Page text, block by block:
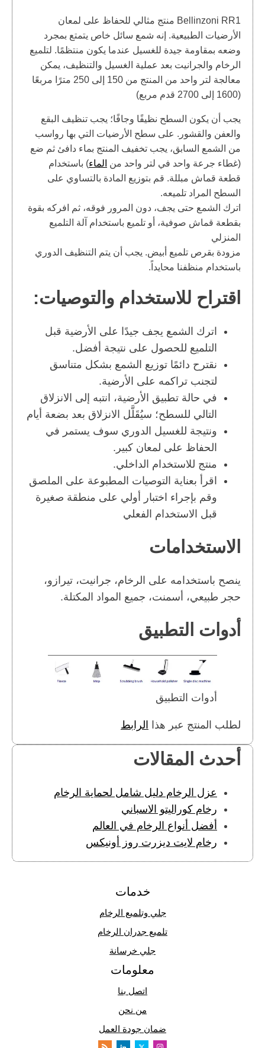
Bellinzoni RR1 منتج مثالي للحفاظ على لمعان
الأرضيات الطبيعية. إنه شمع سائل خاص يتمتع بمجرد
وضعه بمقاومة جيدة للغسيل عندما يكون منتظمًا. لتلميع
الرخام والجرانيت بعد عملية الغسيل والتنظيف، يمكن
معالجة لتر واحد من المنتج من 150 إلى 250 مترًا مربعًا
(1600 إلى 2700 قدم مربع)
يجب أن يكون السطح نظيفًا وجافًا؛ يجب تنظيف البقع
والعفن والقشور. على سطح الأرضيات التي بها رواسب
من الشمع السابق، يجب تخفيف المنتج بماء دافئ ثم ضع
(غطاء جرعة واحد في لتر واحد من الماء) باستخدام
قطعة قماش مبللة. قم بتوزيع المادة بالتساوي على
السطح المراد تلميعه.
اترك الشمع حتى يجف، دون المرور فوقه، ثم افركه بقوة
بقطعة قماش صوفية، أو تلميع باستخدام آلة التلميع
المنزلي
مزودة بقرص تلميع أبيض. يجب أن يتم التنظيف الدوري
باستخدام منظفنا محايداً.
اقتراح للاستخدام والتوصيات:
اترك الشمع يجف جيدًا على الأرضية قبل
التلميع للحصول على نتيجة أفضل.
نقترح دائمًا توزيع الشمع بشكل متناسق
لتجنب تراكمه على الأرضية.
في حالة تطبيق الأرضية، انتبه إلى الانزلاق
التالي للسطح؛ سيُقَلَّل الانزلاق بعد بضعة أيام
ونتيجة للغسيل الدوري سوف يستمر في
الحفاظ على لمعان كبير.
منتج للاستخدام الداخلي.
اقرأ بعناية التوصيات المطبوعة على الملصق
وقم بإجراء اختبار أولي على منطقة صغيرة
قبل الاستخدام الفعلي
الاستخدامات
ينصح باستخدامه على الرخام، جرانيت، تيرازو،
حجر طبيعي، أسمنت، جميع المواد المكتلة.
أدوات التطبيق
أدوات التطبيق
لطلب المنتج عبر هذا الرابط
أحدث المقالات
عزل الرخام دليل شامل لحماية الرخام
رخام كوراليتو الاسباني
أفضل أنواع الرخام في العالم
رخام لايت ديزرت روز أونيكس
خدمات
جلي وتلميع الرخام
تلميع جدران الرخام
جلي خرسانة
معلومات
اتصل بنا
من نحن
ضمان جودة العمل